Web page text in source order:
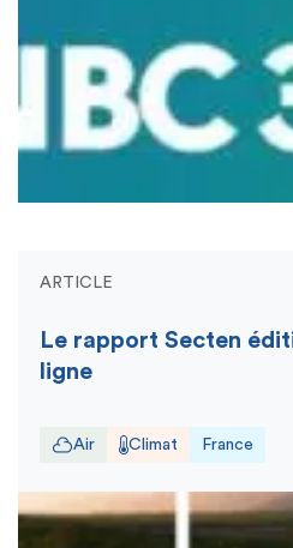
ARTICLE
Le rapport Secten
ligne
Air Climat France